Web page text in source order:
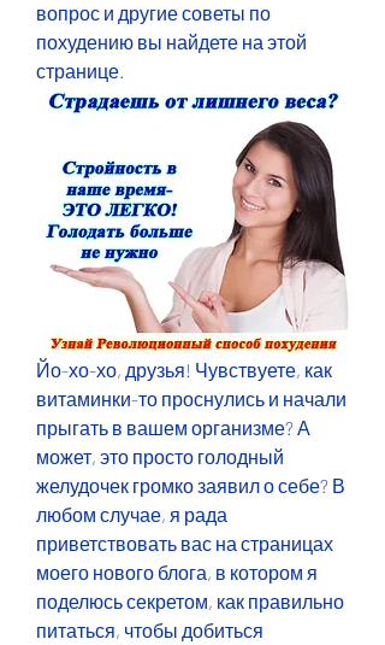
вопрос и другие советы по
похудению вы найдете на этой
странице.
Йо-хо-хо, друзья! Чувствуете, как
витаминки-то проснулись и начали
прыгать в вашем организме? А
может, это просто голодный
желудочек громко заявил о себе? В
любом случае, я рада
приветствовать вас на страницах
моего нового блога, в котором я
поделюсь секретом, как правильно
питаться, чтобы добиться